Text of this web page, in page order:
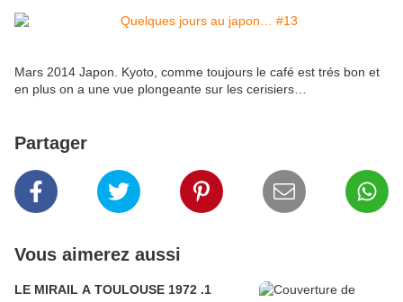
Mars 2014 Japon. Kyoto, comme toujours le café est trés bon et
en plus on a une vue plongeante sur les cerisiers…
Partager
Vous aimerez aussi
LE MIRAIL A TOULOUSE 1972 .1